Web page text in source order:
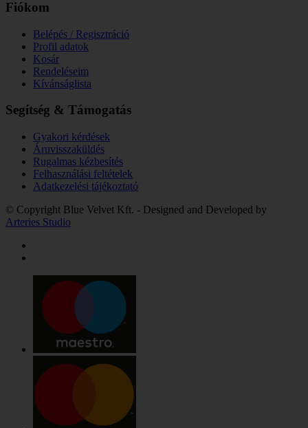
Fiókom
Belépés / Regisztráció
Profil adatok
Kosár
Rendeléseim
Kívánságlista
Segítség & Támogatás
Gyakori kérdések
Áruvisszaküldés
Rugalmas kézbesítés
Felhasználási feltételek
Adatkezelési tájékoztató
© Copyright Blue Velvet Kft. - Designed and Developed by
Arteries Studio